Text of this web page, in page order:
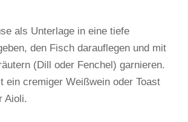
als Unterlage in eine tiefe
den Fisch darauflegen und mit
(Dill oder Fenchel) garnieren.
ein cremiger Weißwein oder Toast
Aioli.